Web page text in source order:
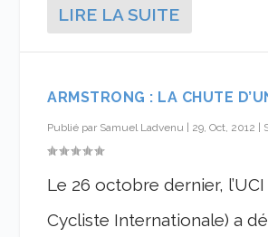
LIRE LA SUITE
ARMSTRONG : LA CHUTE
Publié par Samuel Ladvenu 29, Oct, 2012
Le 26 octobre dernier,
Cycliste Internationale) a